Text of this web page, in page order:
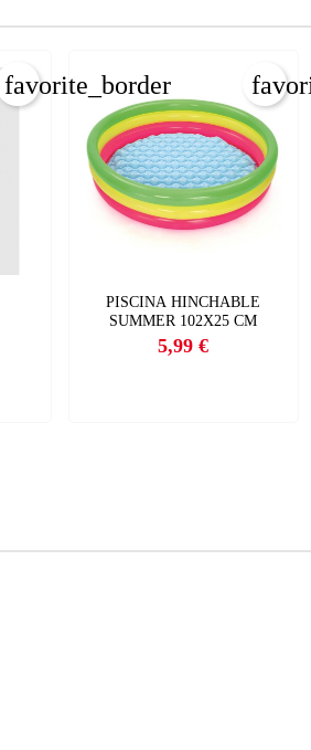
favorite_border
PISCINA HINCHABLE
SUMMER 102X25 CM
Precio
5,99 €